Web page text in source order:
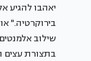
יאהבו להגיע
בירוקרטיה."
שילוב
בתצורת עצים